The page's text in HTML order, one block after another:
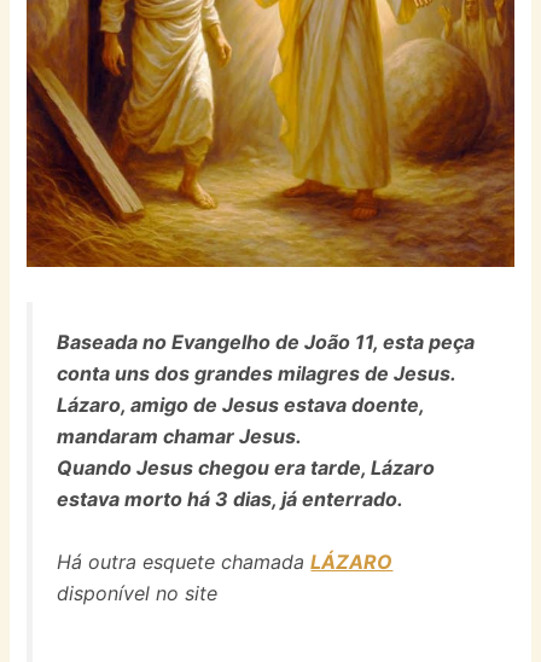
Baseada no Evangelho de João 11, esta peça
conta uns dos grandes milagres de Jesus.
Lázaro, amigo de Jesus estava doente,
mandaram chamar Jesus.
Quando Jesus chegou era tarde, Lázaro
estava morto há 3 dias, já enterrado.
Há outra esquete chamadaLÁZARO
disponível no site